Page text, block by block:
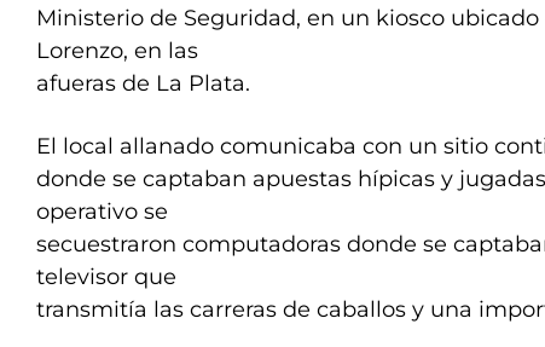
Ministerio de Seguridad, en un kiosco ubicado
Lorenzo, en las
afueras de La Plata.
El local allanado comunicaba con un sitio
donde se captaban apuestas hípicas y
operativo se
secuestraron computadoras donde se
televisor que
transmitía las carreras de caballos y una